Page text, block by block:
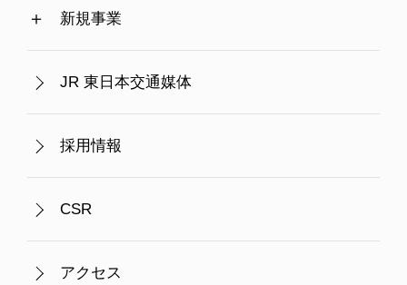
新規事業
JR 東日本交通媒体
採用情報
CSR
アクセス